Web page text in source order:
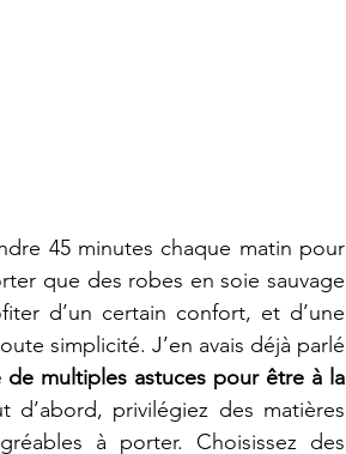
45 minutes chaque matin pour
que des robes en soie sauvage
d’un certain confort, et d’une
simplicité. J’en avais déjà parlé
de multiples astuces pour être à la
d’abord, privilégiez des matières
à porter. Choisissez des